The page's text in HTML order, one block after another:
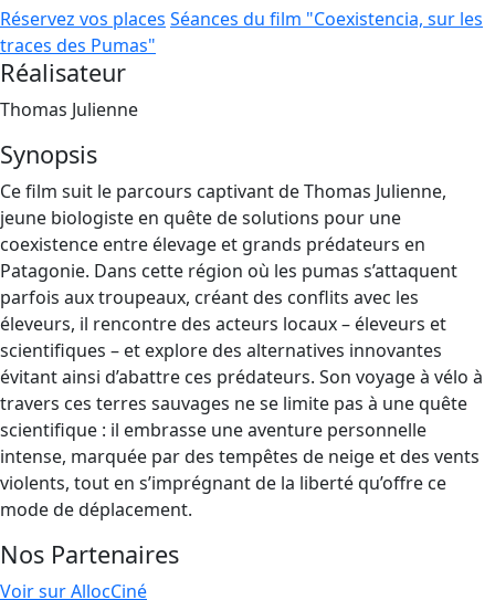
Réservez vos places Séances du film "Coexistencia, sur les
traces des Pumas"
Réalisateur
Thomas Julienne
Synopsis
Ce film suit le parcours captivant de Thomas Julienne,
jeune biologiste en quête de solutions pour une
coexistence entre élevage et grands prédateurs en
Patagonie. Dans cette région où les pumas s’attaquent
parfois aux troupeaux, créant des conflits avec les
éleveurs, il rencontre des acteurs locaux – éleveurs et
scientifiques – et explore des alternatives innovantes
évitant ainsi d’abattre ces prédateurs. Son voyage à vélo à
travers ces terres sauvages ne se limite pas à une quête
scientifique : il embrasse une aventure personnelle
intense, marquée par des tempêtes de neige et des vents
violents, tout en s’imprégnant de la liberté qu’offre ce
mode de déplacement.
Nos Partenaires
Voir sur AllocCiné